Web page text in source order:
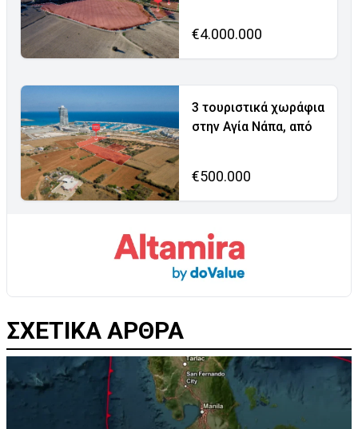
€4.000.000
3 τουριστικά χωράφια
στην Αγία Νάπα, από
€500.000
ΣΧΕΤΙΚΑ ΑΡΘΡΑ